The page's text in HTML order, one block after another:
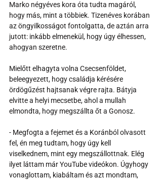
Marko négyéves kora óta tudta magáról,
hogy más, mint a többiek. Tizenéves korában
az öngyilkosságot fontolgatta, de aztán arra
jutott: inkább elmenekül, hogy úgy élhessen,
ahogyan szeretne.
Mielőtt elhagyta volna Csecsenföldet,
beleegyezett, hogy családja kérésére
ördögűzést hajtsanak végre rajta. Bátyja
elvitte a helyi mecsetbe, ahol a mullah
elmondta, hogy megszállta őt a Gonosz.
- Megfogta a fejemet és a Koránból olvasott
fel, én meg tudtam, hogy úgy kell
viselkednem, mint egy megszállottnak. Elég
ilyet láttam már YouTube videókon. Úgyhogy
vonaglottam, kiabáltam és azt mondtam,